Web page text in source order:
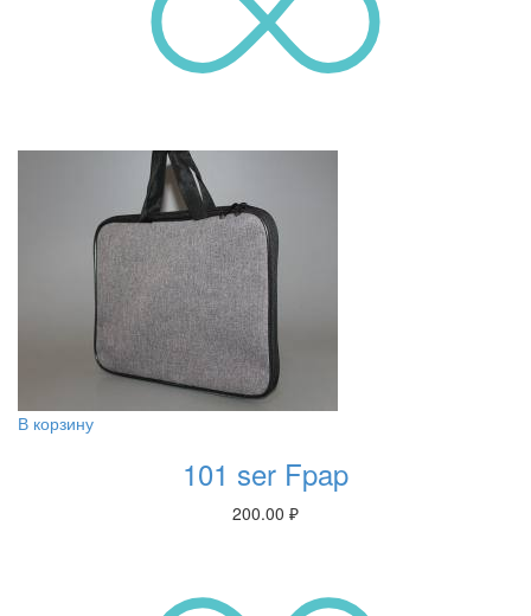
В корзину
101 ser Fpap
200.00 ₽